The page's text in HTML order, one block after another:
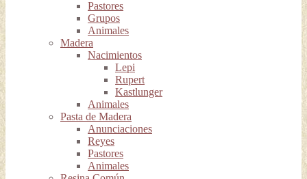
Pastores
Grupos
Animales
Madera
Nacimientos
Lepi
Rupert
Kastlunger
Animales
Pasta de Madera
Anunciaciones
Reyes
Pastores
Animales